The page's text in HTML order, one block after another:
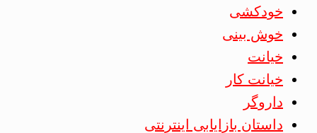
خودکشی
خوش بینی
خیانت
خیانت کار
داروگر
داستان بازایابی اینترنتی